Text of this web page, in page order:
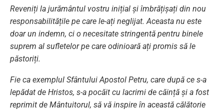
Reveniți la jurământul vostru inițial și îmbrățișați din nou
responsabilitățile pe care le-ați neglijat. Aceasta nu este
doar un indemn, ci o necesitate stringentă pentru binele
suprem al sufletelor pe care odinioară ați promis să le
păstoriți.
Fie ca exemplul Sfântului Apostol Petru, care după ce s-a
lepădat de Hristos, s-a pocăit cu lacrimi de căință și a fost
reprimit de Mântuitorul, să vă inspire în această călătorie